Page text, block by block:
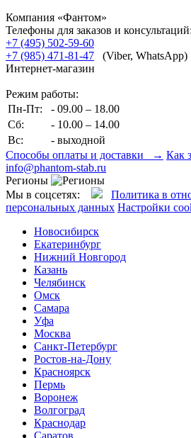
Компания «Фантом»
Телефоны для заказов и консультаций:
+7 (495) 502-59-60
+7 (985) 471-81-47 (Viber, WhatsApp)
Интернет-магазин
Режим работы:
Пн-Пт:
- 09.00 – 18.00
Сб:
- 10.00 – 14.00
Вс:
- выходной
Способы оплаты и доставки → Как
info@phantom-stab.ru
Регионы
Мы в соцсетях:
Политика в
персональных данных Настройки
Новосибирск
Екатеринбург
Нижний Новгород
Казань
Челябинск
Омск
Самара
Уфа
Москва
Санкт-Петербург
Ростов-на-Дону
Красноярск
Пермь
Воронеж
Волгоград
Краснодар
Саратов